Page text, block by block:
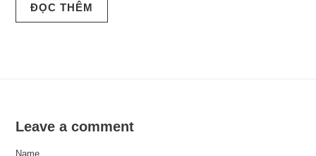
ĐỌC THÊM
Leave a comment
Name